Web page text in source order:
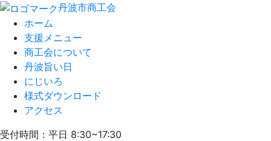
丹波市商工会
ホーム
支援メニュー
商工会について
丹波旨い日
にじいろ
様式ダウンロード
アクセス
受付時間：平日 8:30~17:30